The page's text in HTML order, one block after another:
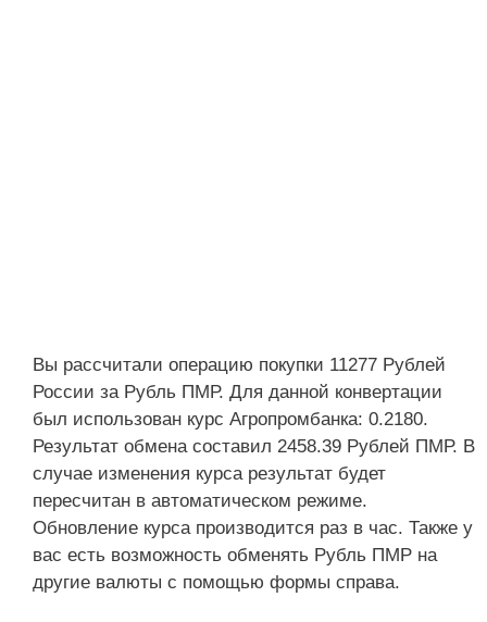
Вы рассчитали операцию покупки 11277 Рублей
России за Рубль ПМР. Для данной конвертации
был использован курс Агропромбанка: 0.2180.
Результат обмена составил 2458.39 Рублей ПМР. В
случае изменения курса результат будет
пересчитан в автоматическом режиме.
Обновление курса производится раз в час. Также у
вас есть возможность обменять Рубль ПМР на
другие валюты с помощью формы справа.